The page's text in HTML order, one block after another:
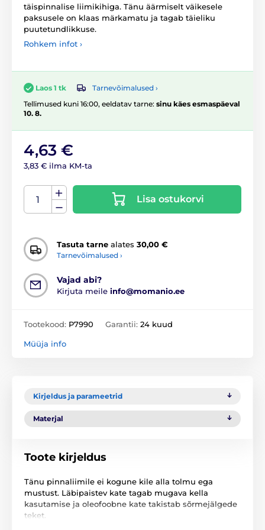
täispinnalise liimikihiga. Tänu äärmiselt väikesele
paksusele on klaas märkamatu ja tagab täieliku
puutetundlikkuse.
Rohkem infot ›
Laos 1 tk
Tarnevõimalused ›
Tellimused kuni 16:00, eeldatav tarne: sinu käes esmaspäeval
10. 8.
4,63 €
3,83 € ilma KM-ta
Lisa ostukorvi
Tasuta tarne alates 30,00 €
Tarnevõimalused ›
Vajad abi?
Kirjuta meile info@momanio.ee
Tootekood: P7990 Garantii: 24 kuud
Müüja info
Kirjeldus ja parameetrid
Materjal
Toote kirjeldus
Tänu pinnaliimile ei kogune kile alla tolmu ega
mustust. Läbipaistev kate tagab mugava kella
kasutamise ja oleofoobne kate takistab sõrmejälgede
teket.